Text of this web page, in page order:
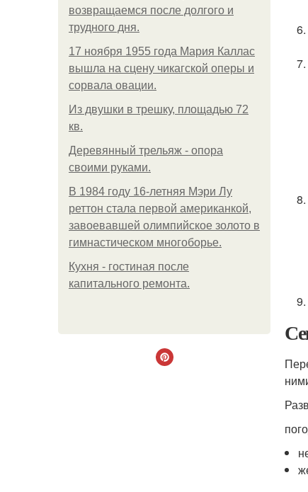
возвращаемся после долгого и
трудного дня.
17 ноября 1955 года Мария Каллас
вышла на сцену чикагской оперы и
сорвала овации.
Из двушки в трешку, площадью 72
кв.
Деревянный трельяж - опора
своими руками.
В 1984 году 16-летняя Мэри Лу
реттон стала первой американкой,
завоевавшей олимпийское золото в
гимнастическом многоборье.
Кухня - гостиная после
капитального ремонта.